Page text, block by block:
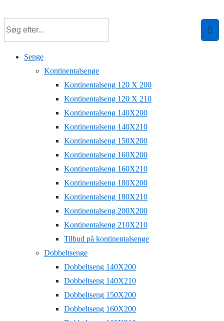
hovedindhold
Senge
Kontinentalsenge
Kontinentalseng 120 X 200
Kontinentalseng 120 X 210
Kontinentalseng 140X200
Kontinentalseng 140X210
Kontinentalseng 150X200
Kontinentalseng 160X200
Kontinentalseng 160X210
Kontinentalseng 180X200
Kontinentalseng 180X210
Kontinentalseng 200X200
Kontinentalseng 210X210
Tilbud på kontinentalsenge
Dobbeltsenge
Dobbeltseng 140X200
Dobbeltseng 140X210
Dobbeltseng 150X200
Dobbeltseng 160X200